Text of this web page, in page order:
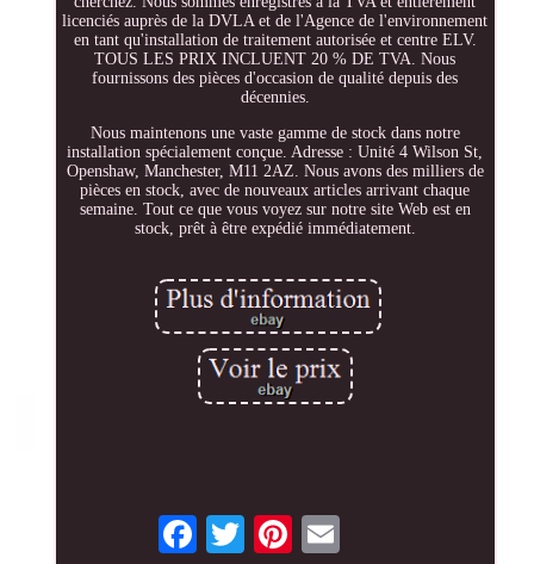
licenciés auprès de la DVLA et de l'Agence de l'environnement
en tant qu'installation de traitement autorisée et centre ELV.
TOUS LES PRIX INCLUENT 20 % DE TVA. Nous
fournissons des pièces d'occasion de qualité depuis des
décennies.
Nous maintenons une vaste gamme de stock dans notre
installation spécialement conçue. Adresse : Unité 4 Wilson St,
Openshaw, Manchester, M11 2AZ. Nous avons des milliers de
pièces en stock, avec de nouveaux articles arrivant chaque
semaine. Tout ce que vous voyez sur notre site Web est en
stock, prêt à être expédié immédiatement.